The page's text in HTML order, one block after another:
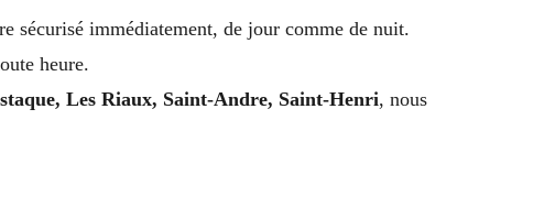
sécurisé immédiatement, de jour comme de nuit.
heure.
Les Riaux, Saint-Andre, Saint-Henri, nous